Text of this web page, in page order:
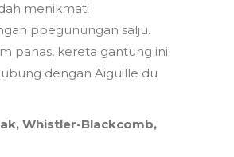
menikmati
ppegunungan salju.
panas, kereta gantung ini
dengan Aiguille du
Whistler-Blackcomb,